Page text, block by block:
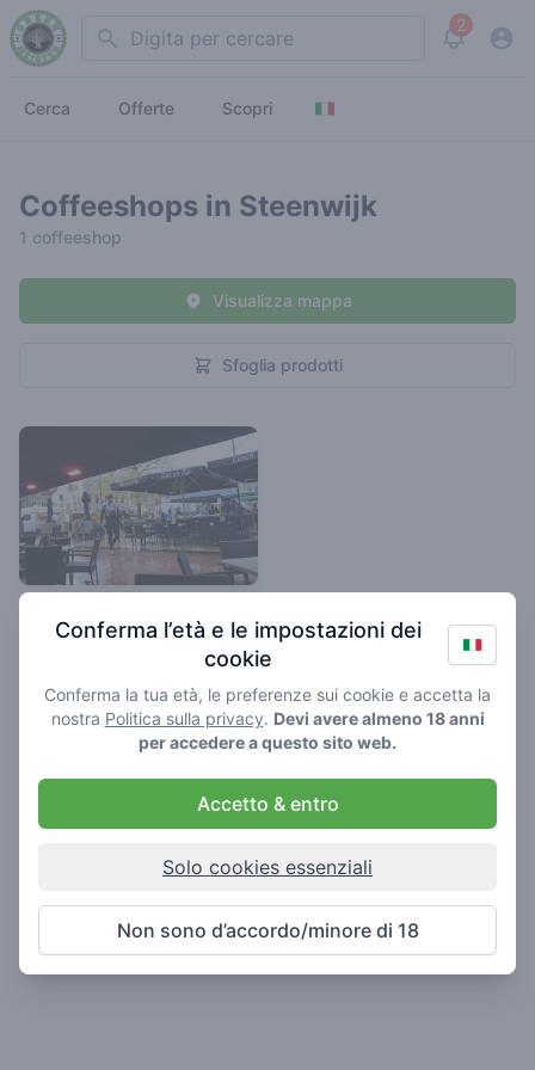
Search 2
View
Cerca Offerte Scopri
Coffeeshops in Steenwijk
1 coffeeshop
Sfoglia prodotti
Visualizza mappa
Alien
Coffeeshop in Steenwijk
Conferma l’età e le impostazioni dei
cookie
Conferma la tua età, le preferenze sui cookie e accetta la
nostra Politica sulla privacy. Devi avere almeno 18 anni
per accedere a questo sito web.
Accetto & entro
Solo cookies essenziali
Non sono d’accordo/minore di 18